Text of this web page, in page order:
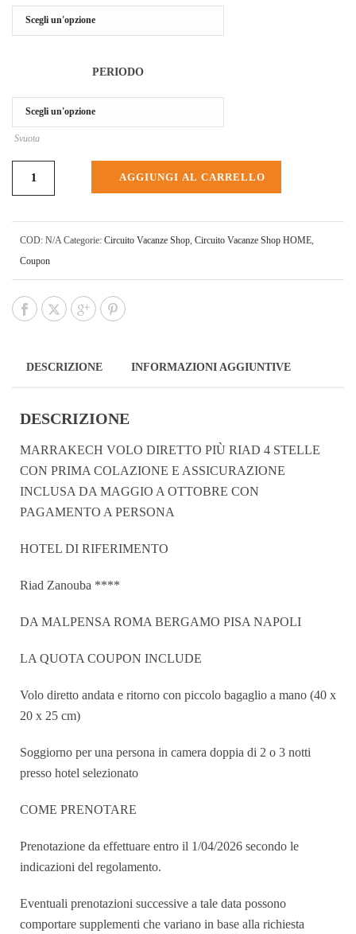
PERIODO
Svuota
AGGIUNGI AL CARRELLO
COD: N/A Categorie: Circuito Vacanze Shop, Circuito Vacanze Shop HOME,
Coupon
DESCRIZIONE INFORMAZIONI AGGIUNTIVE
DESCRIZIONE
MARRAKECH VOLO DIRETTO PIÙ RIAD 4 STELLE
CON PRIMA COLAZIONE E ASSICURAZIONE
INCLUSA DA MAGGIO A OTTOBRE CON
PAGAMENTO A PERSONA
HOTEL DI RIFERIMENTO
Riad Zanouba ****
DA MALPENSA ROMA BERGAMO PISA NAPOLI
LA QUOTA COUPON INCLUDE
Volo diretto andata e ritorno con piccolo bagaglio a mano (40 x
20 x 25 cm)
Soggiorno per una persona in camera doppia di 2 o 3 notti
presso hotel selezionato
COME PRENOTARE
Prenotazione da effettuare entro il 1/04/2026 secondo le
indicazioni del regolamento.
Eventuali prenotazioni successive a tale data possono
comportare supplementi che variano in base alla richiesta